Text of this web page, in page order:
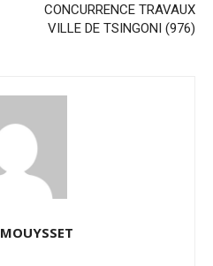
CONCURRENCE TRAVAUX
VILLE DE TSINGONI (976)